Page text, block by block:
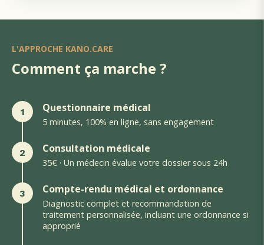
L'APPROCHE KANO.CARE
Comment ça marche ?
1 Questionnaire médical
5 minutes, 100% en ligne, sans engagement
2 Consultation médicale
35€ · Un médecin évalue votre dossier sous 24h
3 Compte-rendu médical et ordonnance
Diagnostic complet et recommandation de
traitement personnalisée, incluant une ordonnance si
approprié